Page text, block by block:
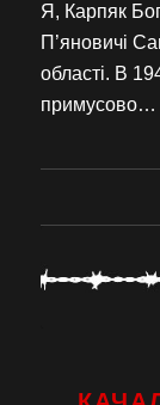
Я, Карпяк
П’яновичі
області. В
примусово…